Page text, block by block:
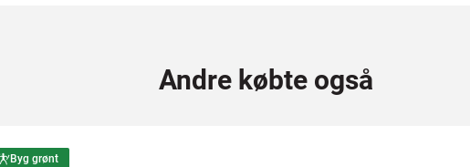
Andre købte også
Byg grønt